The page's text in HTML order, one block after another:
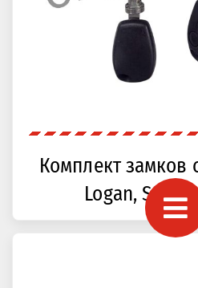
Комплект замков
Logan,